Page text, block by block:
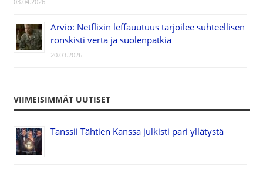
Arvio: Netflixin leffauutuus tarjoilee suhteellisen
ronskisti verta ja suolenpätkiä
20.03.2026
VIIMEISIMMÄT UUTISET
Tanssii Tähtien Kanssa julkisti pari yllätystä